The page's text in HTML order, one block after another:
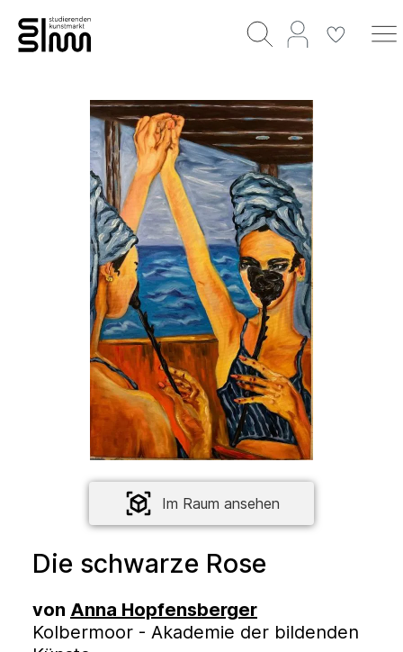
Im Raum ansehen
Die schwarze Rose
von Anna Hopfensberger
Kolbermoor - Akademie der bildenden